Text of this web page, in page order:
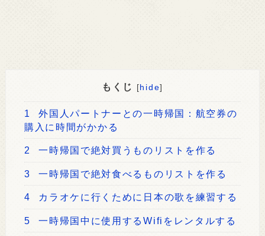
もくじ [hide]
1
外国人パートナーとの一時帰国：航空券の
購入に時間がかかる
2 一時帰国で絶対買うものリストを作る
3 一時帰国で絶対食べるものリストを作る
4 カラオケに行くために日本の歌を練習する
5 一時帰国中に使用するWifiをレンタルする